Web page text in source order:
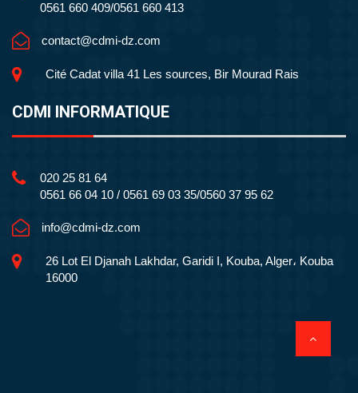
0561 660 409/0561 660 413
contact@cdmi-dz.com
Cité Cadat villa 41 Les sources, Bir Mourad Rais
CDMI INFORMATIQUE
020 25 81 64
0561 66 04 10 / 0561 69 03 35/0560 37 95 62
info@cdmi-dz.com
26 Lot El Djanah Lakhdar, Garidi I, Kouba, Alger، Kouba
16000